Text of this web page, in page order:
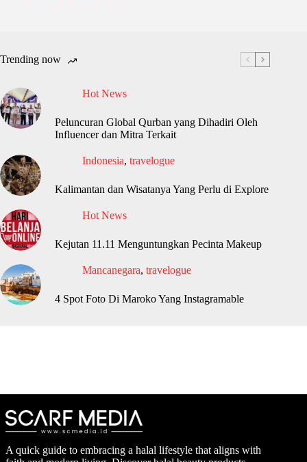
Trending now
Hot News
Peluncuran Global Qurban yang Dihadiri Oleh
Influencer dan Mitra Terkait
Indonesia, travelogue
Kalimantan dan Wisatanya Yang Perlu di Explore
Hot News
Kejutan 11.11 Menguntungkan Pecinta Makeup
Mancanegara, travelogue
4 Spot Foto Di Maroko Yang Instagramable
A quick guide to embracing a halal lifestyle that aligns with